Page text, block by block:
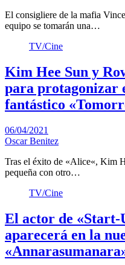
El consigliere de la mafia
equipo se tomarán una…
TV/Cine
Kim Hee Sun y
para protagonizar
fantástico
06/04/2021
Oscar Benitez
Tras el éxito de «Alice«, Kim
pequeña con otro…
TV/Cine
El actor de «Start-
aparecerá en la